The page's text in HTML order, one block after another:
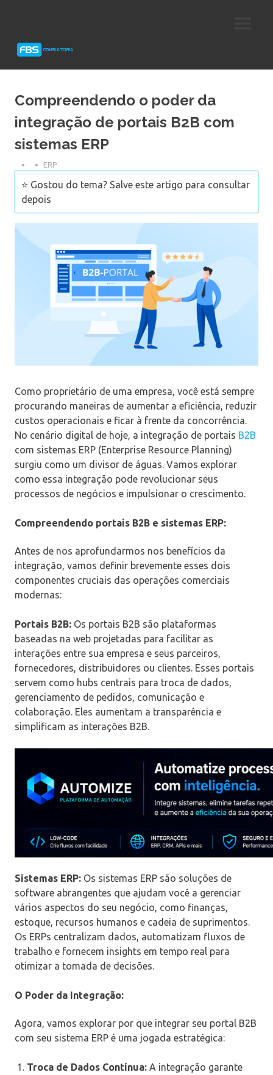
Protheus
Compreendendo o poder da
integração de portais B2B com
sistemas ERP
ERP
⭐ Gostou do tema? Salve este artigo para consultar
depois
Como proprietário de uma empresa, você está sempre
procurando maneiras de aumentar a eficiência, reduzir
custos operacionais e ficar à frente da concorrência.
No cenário digital de hoje, a integração de portais B2B
com sistemas ERP (Enterprise Resource Planning)
surgiu como um divisor de águas. Vamos explorar
como essa integração pode revolucionar seus
processos de negócios e impulsionar o crescimento.
Compreendendo portais B2B e sistemas ERP:
Antes de nos aprofundarmos nos benefícios da
integração, vamos definir brevemente esses dois
componentes cruciais das operações comerciais
modernas:
Portais B2B: Os portais B2B são plataformas
baseadas na web projetadas para facilitar as
interações entre sua empresa e seus parceiros,
fornecedores, distribuidores ou clientes. Esses portais
servem como hubs centrais para troca de dados,
gerenciamento de pedidos, comunicação e
colaboração. Eles aumentam a transparência e
simplificam as interações B2B.
Sistemas ERP: Os sistemas ERP são soluções de
software abrangentes que ajudam você a gerenciar
vários aspectos do seu negócio, como finanças,
estoque, recursos humanos e cadeia de suprimentos.
Os ERPs centralizam dados, automatizam fluxos de
trabalho e fornecem insights em tempo real para
otimizar a tomada de decisões.
O Poder da Integração:
Agora, vamos explorar por que integrar seu portal B2B
com seu sistema ERP é uma jogada estratégica:
Troca de Dados Contínua: A integração garante